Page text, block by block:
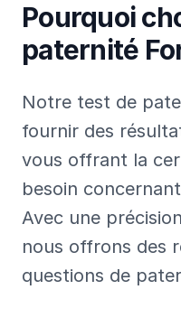
Pourquoi
paternité
Notre test de
fournir des
vous offrant la
besoin
Avec une
nous offrons des
questions de